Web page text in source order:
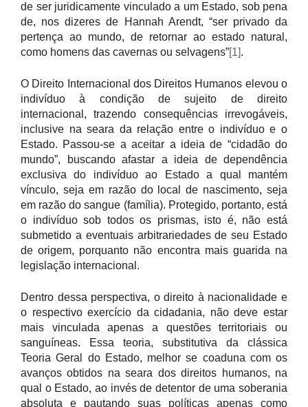
de ser juridicamente vinculado a um Estado, sob pena
de, nos dizeres de Hannah Arendt, “ser privado da
pertença ao mundo, de retornar ao estado natural,
como homens das cavernas ou selvagens”[1].
O Direito Internacional dos Direitos Humanos elevou o
indivíduo à condição de sujeito de direito
internacional, trazendo consequências irrevogáveis,
inclusive na seara da relação entre o indivíduo e o
Estado. Passou-se a aceitar a ideia de “cidadão do
mundo”, buscando afastar a ideia de dependência
exclusiva do indivíduo ao Estado a qual mantém
vínculo, seja em razão do local de nascimento, seja
em razão do sangue (família). Protegido, portanto, está
o indivíduo sob todos os prismas, isto é, não está
submetido a eventuais arbitrariedades de seu Estado
de origem, porquanto não encontra mais guarida na
legislação internacional.
Dentro dessa perspectiva, o direito à nacionalidade e
o respectivo exercício da cidadania, não deve estar
mais vinculada apenas a questões territoriais ou
sanguíneas. Essa teoria, substitutiva da clássica
Teoria Geral do Estado, melhor se coaduna com os
avanços obtidos na seara dos direitos humanos, na
qual o Estado, ao invés de detentor de uma soberania
absoluta e pautando suas políticas apenas como